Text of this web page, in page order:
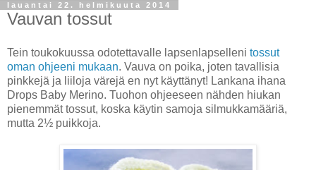
lauantai 22. helmikuuta 2014
Vauvan tossut
Tein toukokuussa odotettavalle lapsenlapselleni tossut
oman ohjeeni mukaan. Vauva on poika, joten tavallisia
pinkkejä ja liiloja värejä en nyt käyttänyt! Lankana ihana
Drops Baby Merino. Tuohon ohjeeseen nähden hiukan
pienemmät tossut, koska käytin samoja silmukkamääriä,
mutta 2½ puikkoja.